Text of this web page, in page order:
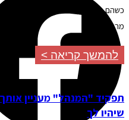
כשהם מתחת לגיל 12,
מרחוק.
להמשך קריאה >
תפקיד "המנהל" מעניין
שיהיו לך